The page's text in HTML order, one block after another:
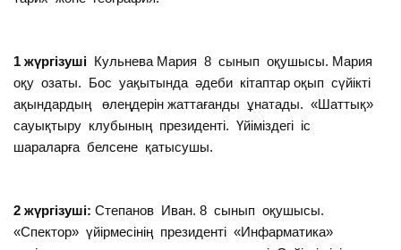
1 жүргізуші Кульнева Мария 8 сынып оқушысы. Мария
оқу озаты. Бос уақытында әдеби кітаптар оқып сүйікті
ақындардың өлеңдерін жаттағанды ұнатады. «Шаттық»
сауықтыру клубының президенті. Үйіміздегі іс
шараларға белсене қатысушы.
2 жүргізуші: Степанов Иван. 8 сынып оқушысы.
«Спектор» үйірмесінің президенті «Инфарматика»